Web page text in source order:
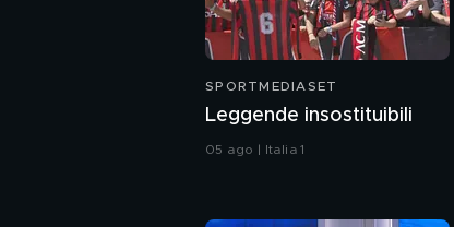
SPORTMEDIASET
Leggende insostituibili
05 ago | Italia 1